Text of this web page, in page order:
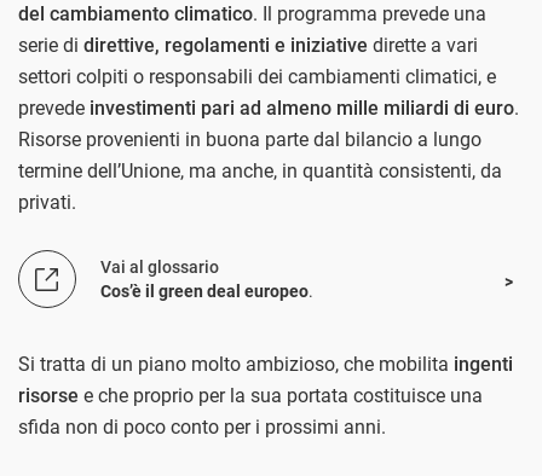
del cambiamento climatico. Il programma prevede una
serie di direttive, regolamenti e iniziative dirette a vari
settori colpiti o responsabili dei cambiamenti climatici, e
prevede investimenti pari ad almeno mille miliardi di euro.
Risorse provenienti in buona parte dal bilancio a lungo
termine dell’Unione, ma anche, in quantità consistenti, da
privati.
Vai al glossario
Cos’è il green deal europeo.
Si tratta di un piano molto ambizioso, che mobilita ingenti
risorse e che proprio per la sua portata costituisce una
sfida non di poco conto per i prossimi anni.